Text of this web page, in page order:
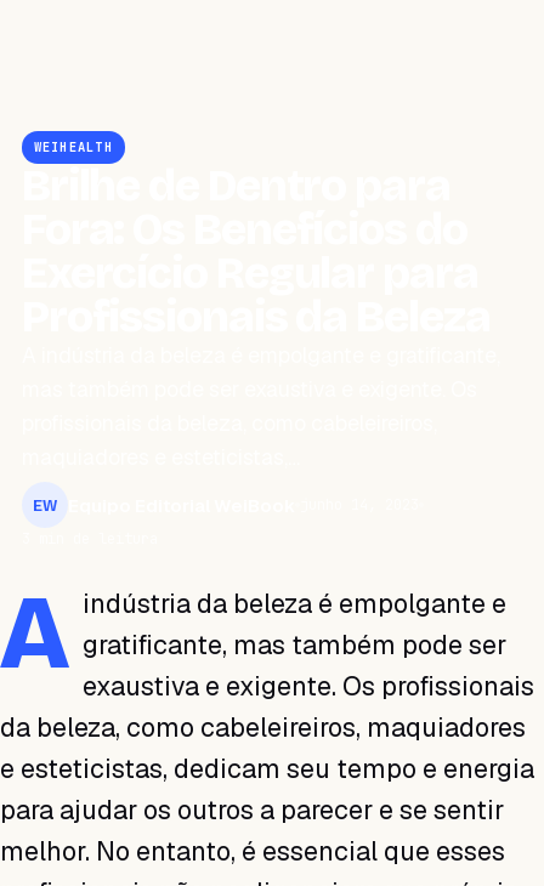
WEIHEALTH
EW
A indústria da beleza é empolgante e
gratificante, mas também pode ser
exaustiva e exigente. Os profissionais
da beleza, como cabeleireiros, maquiadores
e esteticistas, dedicam seu tempo e energia
para ajudar os outros a parecer e se sentir
melhor. No entanto, é essencial que esses